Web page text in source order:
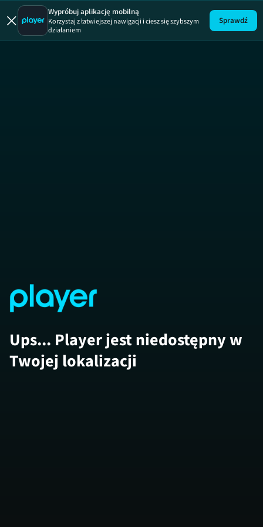
Wypróbuj aplikację mobilną
Korzystaj z łatwiejszej nawigacji i ciesz się szybszym
działaniem
Sprawdź
Ups... Player jest niedostępny w
Twojej lokalizacji